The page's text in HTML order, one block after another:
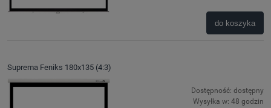
do koszyka
Suprema Feniks 180x135 (4:3)
Dostępność: dostępny
Wysyłka w: 48 godzin